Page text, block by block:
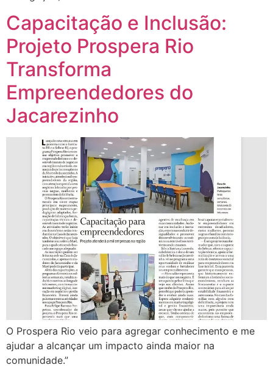
Capacitação e Inclusão:
Projeto Prospera Rio
Transforma
Empreendedores do
Jacarezinho
O Prospera Rio veio para agregar conhecimento e me
ajudar a alcançar um impacto ainda maior na
comunidade.”